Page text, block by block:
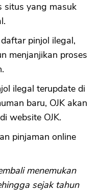
situs yang masuk
pinjol ilegal,
menjanjikan proses
ilegal terupdate di
baru, OJK akan
website OJK.
pinjaman online
menemukan
sejak tahun